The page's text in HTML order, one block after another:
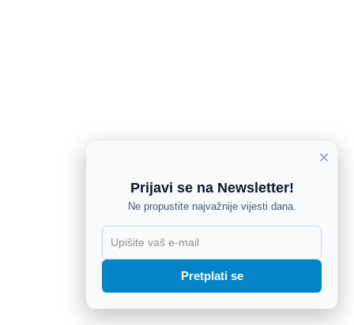
×
Prijavi se na Newsletter!
Ne propustite najvažnije vijesti dana.
Pretplati se